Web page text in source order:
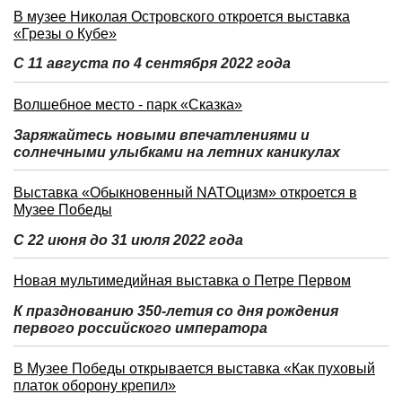
В музее Николая Островского откроется выставка
«Грезы о Кубе»
С 11 августа по 4 сентября 2022 года
Волшебное место - парк «Сказка»
Заряжайтесь новыми впечатлениями и
солнечными улыбками на летних каникулах
Выставка «Обыкновенный NATOцизм» откроется в
Музее Победы
С 22 июня до 31 июля 2022 года
Новая мультимедийная выставка о Петре Первом
К празднованию 350-летия со дня рождения
первого российского императора
В Музее Победы открывается выставка «Как пуховый
платок оборону крепил»